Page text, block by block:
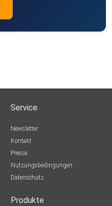
Service
Newsletter
Kontakt
Presse
Nutzungsbedingungen
Datenschutz
Produkte